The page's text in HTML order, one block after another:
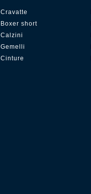
Cravatte
Boxer short
Calzini
Gemelli
Cinture